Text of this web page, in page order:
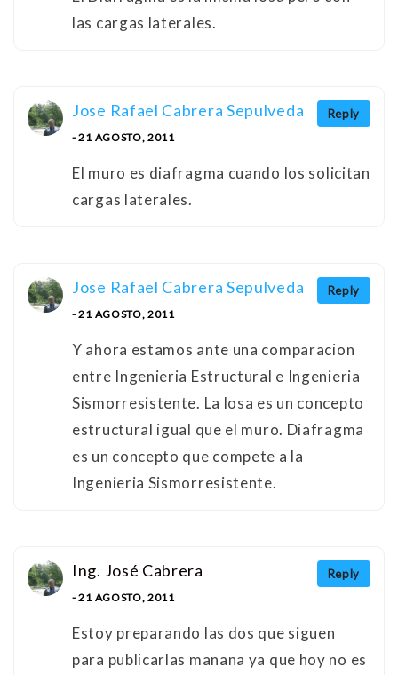
las cargas laterales.
Reply
Jose Rafael Cabrera Sepulveda
- 21 AGOSTO, 2011
El muro es diafragma cuando los solicitan
cargas laterales.
Reply
Jose Rafael Cabrera Sepulveda
- 21 AGOSTO, 2011
Y ahora estamos ante una comparacion
entre Ingenieria Estructural e Ingenieria
Sismorresistente. La losa es un concepto
estructural igual que el muro. Diafragma
es un concepto que compete a la
Ingenieria Sismorresistente.
Reply
Ing. José Cabrera
- 21 AGOSTO, 2011
Estoy preparando las dos que siguen
para publicarlas manana ya que hoy no es